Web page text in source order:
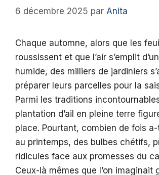
6 décembre 2025 par Anita
Chaque automne, alors que les
roussissent et que l’air s’emplit
humide, des milliers de jardiniers
préparer leurs parcelles pour la
Parmi les traditions
plantation d’ail en pleine terre
place. Pourtant, combien de fois
au printemps, des bulbes chétifs,
ridicules face aux promesses du
Ceux-là mêmes que l’on imaginait